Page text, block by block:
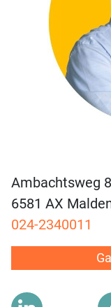
Ambachtsweg 8
6581 AX
024-2340011